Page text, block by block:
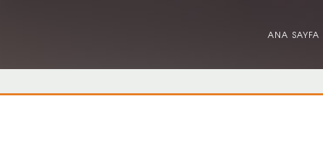
ANA SAYFA